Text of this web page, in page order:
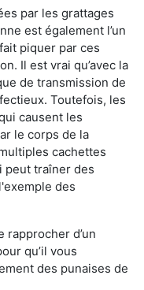
par les grattages
est également l’un
piquer par ces
Il est vrai qu’avec la
de transmission de
Toutefois, les
causent les
le corps de la
cachettes
peut traîner des
des
rapprocher d’un
qu’il vous
des punaises de